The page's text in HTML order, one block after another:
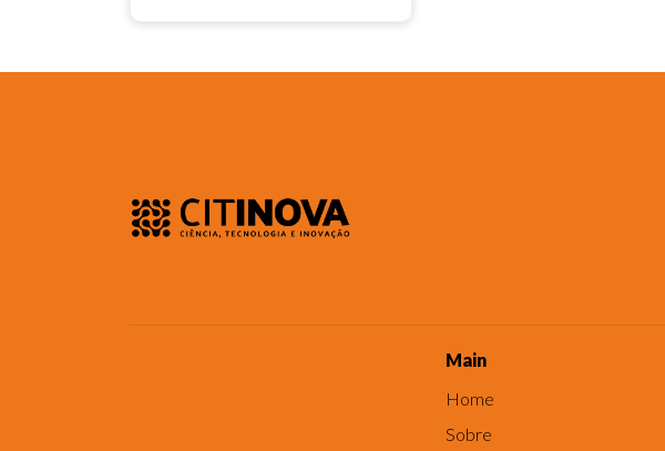
Main
Home
Sobre